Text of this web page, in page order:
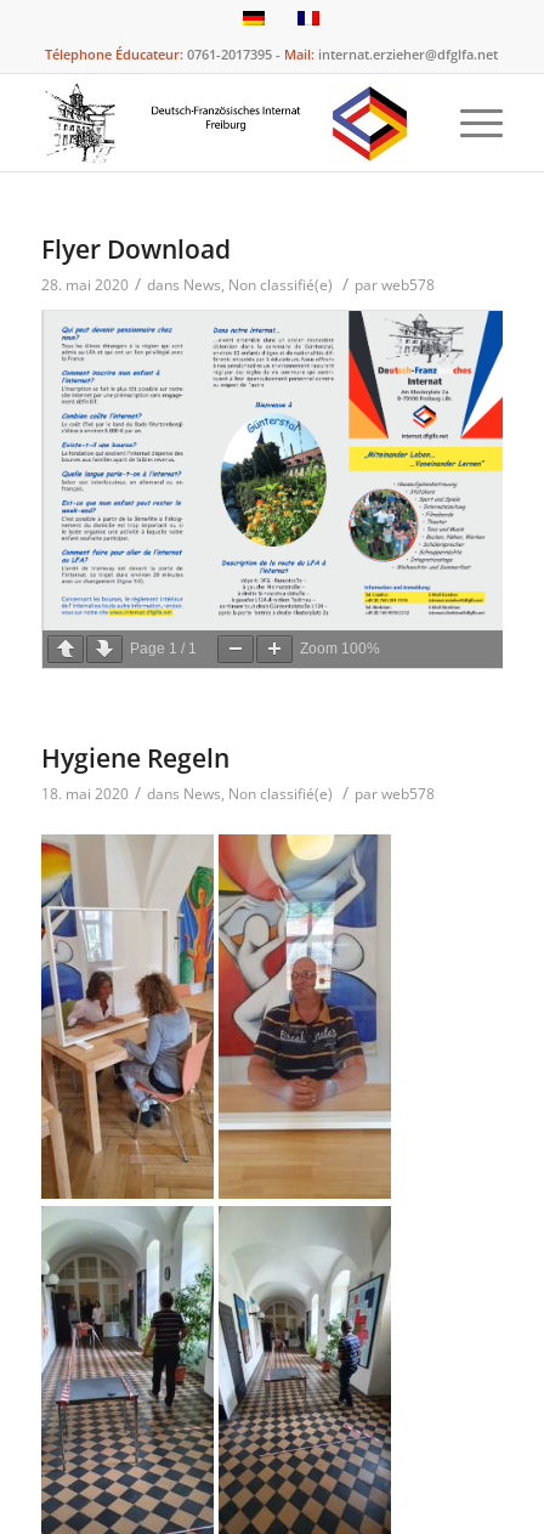
Télephone Éducateur: 0761-2017395 - Mail: internat.erzieher@dfglfa.net
Flyer Download
28. mai 2020 / dans News, Non classifié(e) / parweb578
Page 1 / 1 Zoom 100%
Hygiene Regeln
18. mai 2020 / dans News, Non classifié(e) / parweb578